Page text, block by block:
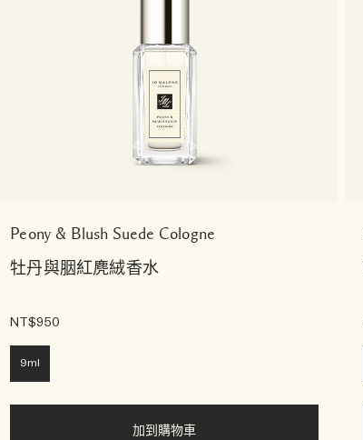
Peony & Blush Suede Cologne
牡丹與胭紅麂絨香水
NT$950
9ml
加到購物車